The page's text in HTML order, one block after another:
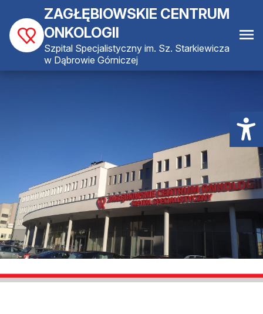
ZAGŁĘBIOWSKIE CENTRUM
ONKOLOGII
Szpital Specjalistyczny im. Sz. Starkiewicza
w Dąbrowie Górniczej